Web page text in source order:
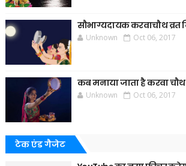
सौभाग्यदायक करवाचौथ व्रत
Unknown Oct 06, 2017
कब मनाया जाता है करवा चौथ
Unknown Oct 06, 2017
टेक एंड गैजेट